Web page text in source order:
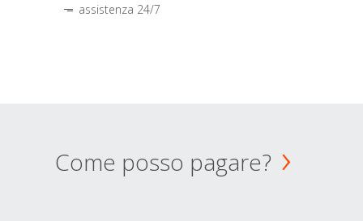
assistenza 24/7
Come posso pagare?